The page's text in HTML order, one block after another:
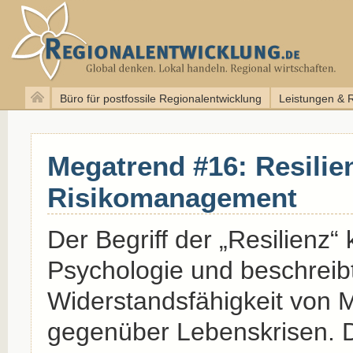
Büro für postfossile Regionalentwicklung Leistungen &
Megatrend #16:
Risikomanagement
Der Begriff der
Psychologie und
Widerstandsfähigkeit von
gegenüber Lebenskrisen.